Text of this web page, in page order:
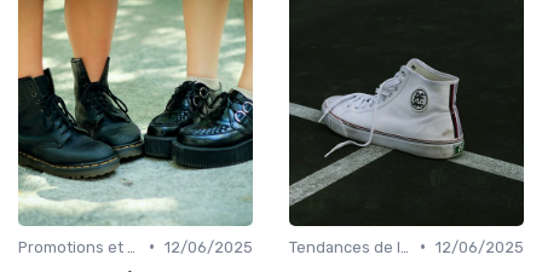
• 12/06/2025
• 12/06/2025